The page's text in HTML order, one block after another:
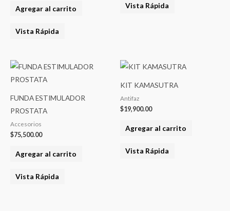
Agregar al carrito
Vista Rápida
Vista Rápida
FUNDA ESTIMULADOR
PROSTATA
Accesorios
$75,500.00
Agregar al carrito
Vista Rápida
KIT KAMASUTRA
Antifaz
$19,900.00
Agregar al carrito
Vista Rápida